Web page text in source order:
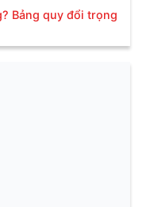
Bảng quy đổi trọng